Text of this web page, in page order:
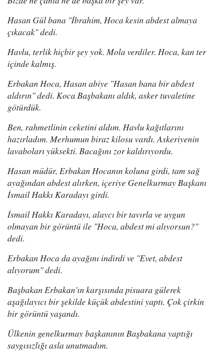
Hasan Gül bana "İbrahim, Hoca kesin abdest almaya
çıkacak" dedi.
Havlu, terlik hiçbir şey yok. Mola verdiler. Hoca, kan ter
içinde kalmış.
Erbakan Hoca, Hasan abiye "Hasan bana bir abdest
aldırın" dedi. Koca Başbakanı aldık, asker tuvaletine
götürdük.
Ben, rahmetlinin ceketini aldım. Havlu kağıtlarını
hazırladım. Merhumun biraz kilosu vardı. Askeriyenin
lavaboları yüksekti. Bacağını zor kaldırıyordu.
Hasan müdür, Erbakan Hocanın koluna girdi, tam sağ
ayağından abdest alırken, içeriye Genelkurmay Başkanı
İsmail Hakkı Karadayı girdi.
İsmail Hakkı Karadayı, alaycı bir tavırla ve uygun
olmayan bir görüntü ile "Hoca, abdest mi alıyorsun?"
dedi.
Erbakan Hoca da ayağını indirdi ve "Evet, abdest
alıyorum" dedi.
Başbakan Erbakan'ın karşısında pisuara gülerek
aşağılayıcı bir şekilde küçük abdestini yaptı. Çok çirkin
bir görüntü yaşandı.
Ülkenin genelkurmay başkanının Başbakana yaptığı
saygısızlığı asla unutmadım.